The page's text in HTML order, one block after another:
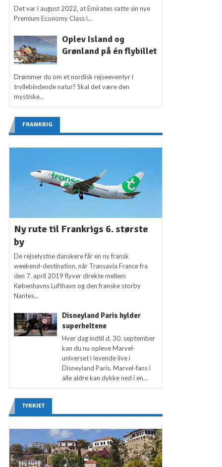
Det var i august 2022, at Emirates satte sin nye
Premium Economy Class i...
Oplev Island og
Grønland på én flybillet
Drømmer du om et nordisk rejseeventyr i
tryllebindende natur? Skal det være den
mystiske...
FRANKRIG
Ny rute til Frankrigs 6. største
by
De rejselystne danskere får en ny fransk
weekend-destination, når Transavia France fra
den 7. april 2019 flyver direkte mellem
Københavns Lufthavn og den franske storby
Nantes...
Disneyland Paris hylder
superheltene
Hver dag indtil d. 30. september
kan du nu opleve Marvel-
universet i levende live i
Disneyland Paris. Marvel-fans i
alle aldre kan dykke ned i en...
TYRKIET